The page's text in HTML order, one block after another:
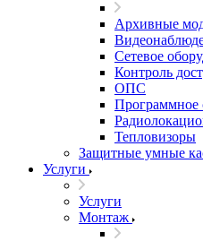
Архивные
Сетевое
Контроль
ОПС
Программное
Тепловизоры
Защитные умные
Услуги
Услуги
Монтаж